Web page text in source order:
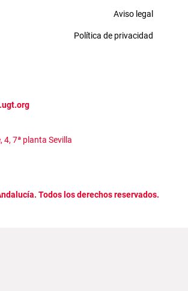
Aviso legal
Política de privacidad
7ª planta Sevilla
Todos los derechos reservados.